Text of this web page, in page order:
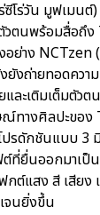
ซีโร่วัน มูฟเมนต์
วตนพร้อมสื่อถึ
าง NCTzen (
งถ่ายทอดควา
และเติมเต็มตัว
ทางศิลปะของ
รดักชันแบบ 3
ที่ยื่นออกมาเป็
กต์แสง สี เสียง
จนยิ่งขึ้น